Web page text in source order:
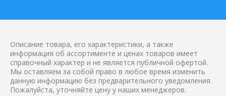
Описание товара, его характеристики, а также
информация об ассортименте и ценах товаров имеет
справочный характер и не является публичной офертой.
Мы оставляем за собой право в любое время изменить
данную информацию без предварительного уведомления.
Пожалуйста, уточняйте цену у наших менеджеров.